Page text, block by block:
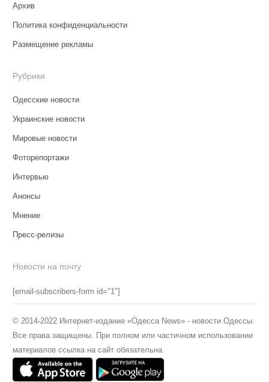
Архив
Политика конфиденциальности
Размещение рекламы
Рубрики
Одесские новости
Украинские новости
Мировые новости
Фоторепортажи
Интервью
Анонсы
Мнение
Пресс-релизы
Новости на почту
[email-subscribers-form id="1"]
© 2014-2022 Интернет-издание «Одесса News» - новости Одессы.
Все права защищены. При полном или частичном использовании
материалов ссылка на сайт обязательна.